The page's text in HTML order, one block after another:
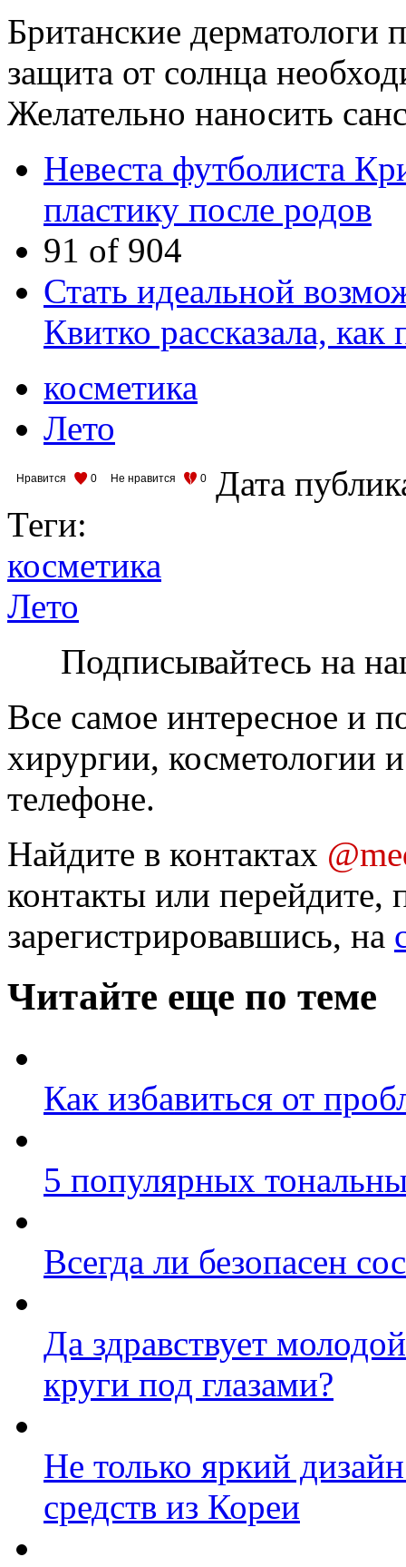
Британские дерматологи
защита от солнца
Желательно наносить
Невеста футболиста
пластику после родов
91 of 904
Стать идеальной
Квитко рассказала,
косметика
Лето
Нравится 0 Не нравится 0
Дата
Теги:
косметика
Лето
Подписывайтесь на
Все самое интересное и
хирургии, косметологии
телефоне.
Найдите в контактах
контакты или перейдите,
зарегистрировавшись, на
Читайте еще по теме
Как избавиться от
5 популярных
Всегда ли безопасен
Да здравствует
круги под глазами?
Не только яркий
средств из Кореи